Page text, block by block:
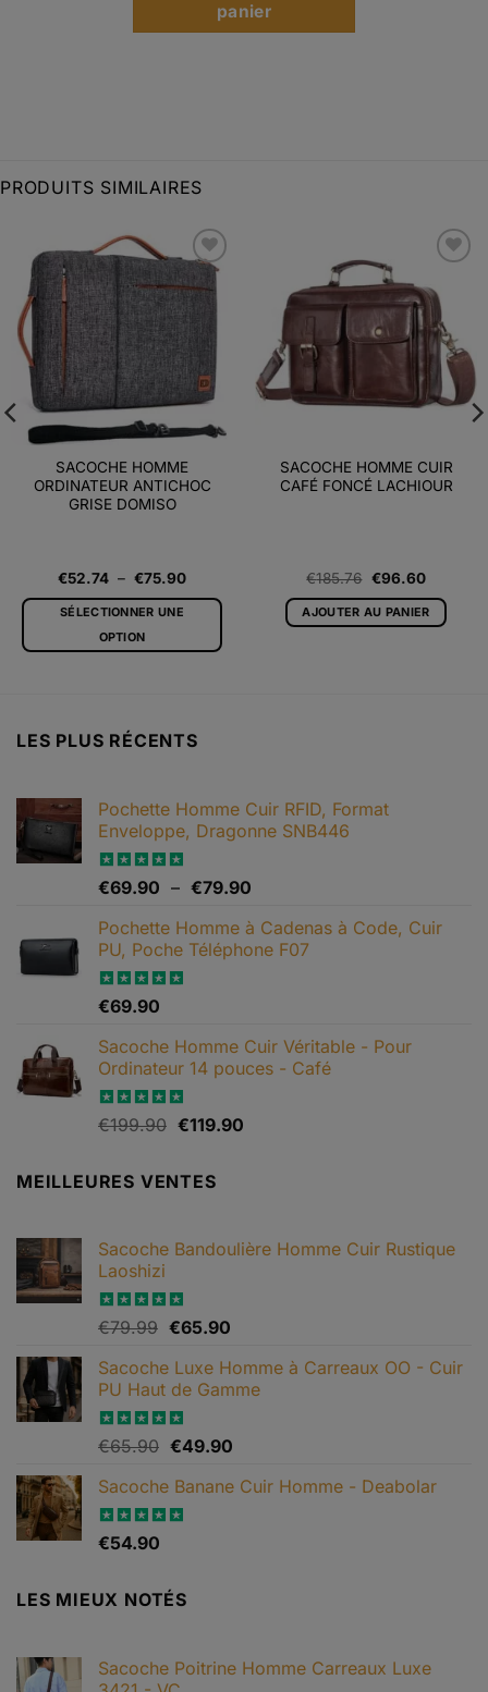
panier
PRODUITS SIMILAIRES
Ajouter
à la liste
d’envies
SACOCHE HOMME
ORDINATEUR ANTICHOC
GRISE DOMISO
€52.74 – €75.90Plage
prix :
€75.90
SÉLECTIONNER UNE
OPTION
plusieurs
variations.
options
peuvent
choisies
sur
page
du
produit
à la liste
d’envies
SACOCHE HOMME CUIR
CAFÉ FONCÉ LACHIOUR
€185.76 Le
initial
était :
€96.60Le
actuel
est :
AJOUTER AU PANIER
LES PLUS RÉCENTS
Pochette Homme Cuir RFID, Format
Enveloppe, Dragonne SNB446
Note5.00
€69.90 – €79.90
prix :
€69.90
Pochette Homme à Cadenas à Code, Cuir
PU, Poche Téléphone F07
Note4.67
€69.90
Sacoche Homme Cuir Véritable - Pour
Ordinateur 14 pouces - Café
Note5.00
€199.90 Le
était :
€119.90Le
MEILLEURES VENTES
Sacoche Bandoulière Homme Cuir Rustique
Laoshizi
Note4.88
€79.99 Le
initial
était :
€79.99.
€65.90Le
actuel
est :
Sacoche Luxe Homme à Carreaux OO - Cuir
PU Haut de Gamme
Note4.82
€65.90 Le
initial
était :
€49.90Le
actuel
Sacoche Banane Cuir Homme - Deabolar
Note4.79
€54.90
LES MIEUX NOTÉS
Sacoche Poitrine Homme Carreaux Luxe